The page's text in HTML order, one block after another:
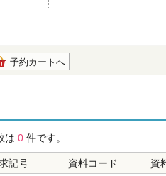
予約カートへ
は 0 件です。
記号 資料コード 資